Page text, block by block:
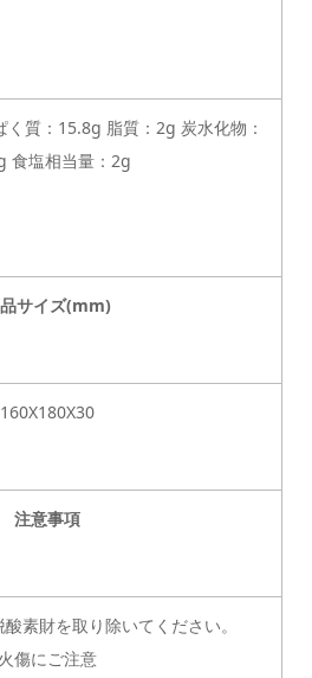
質：15.8g 脂質：2g 炭水化物：
食塩相当量：2g
サイズ(mm)
160X180X30
注意事項
素財を取り除いてください。
火傷にご注意